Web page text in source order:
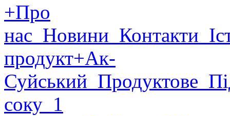
+Про
нас Новини Контакти
продукт+Ак-
Суйський Продуктове
соку 1